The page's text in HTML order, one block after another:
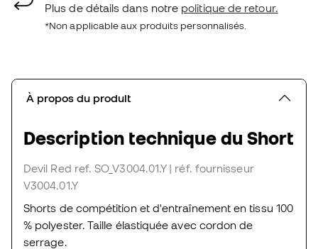
Plus de détails dans notre politique de retour.
*Non applicable aux produits personnalisés.
À propos du produit
Description technique du Short
Devil Red ref. SO_V3004.01.Y | réf. fournisseur
V3004.01.Y
Shorts de compétition et d'entraînement en tissu 100
% polyester. Taille élastiquée avec cordon de
serrage.